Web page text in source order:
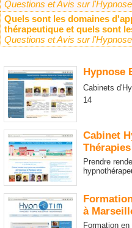
Questions et Avis sur
Quels sont les domaines
thérapeutique et quels sont
Questions et Avis sur
Hypnose
Cabinets
14
Cabinet
Prendre
à
Formation